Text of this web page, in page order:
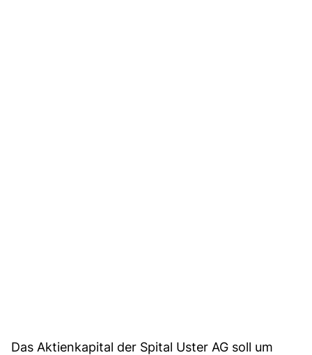
Das Aktienkapital der Spital Uster AG soll um